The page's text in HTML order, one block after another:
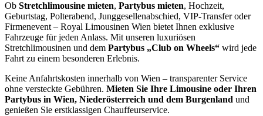
Ob Stretchlimousine mieten, Partybus mieten, Hochzeit,
Geburtstag, Polterabend, Junggesellenabschied, VIP-Transfer oder
Firmenevent – Royal Limousinen Wien bietet Ihnen exklusive
Fahrzeuge für jeden Anlass. Mit unseren luxuriösen
Stretchlimousinen und dem Partybus „Club on Wheels“ wird jede
Fahrt zu einem besonderen Erlebnis.
Keine Anfahrtskosten innerhalb von Wien – transparenter Service
ohne versteckte Gebühren. Mieten Sie Ihre Limousine oder Ihren
Partybus in Wien, Niederösterreich und dem Burgenland und
genießen Sie erstklassigen Chauffeurservice.